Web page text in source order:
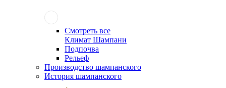
Смотреть все
Климат Шампани
Подпочва
Рельеф
Производство шампанского
История шампанского